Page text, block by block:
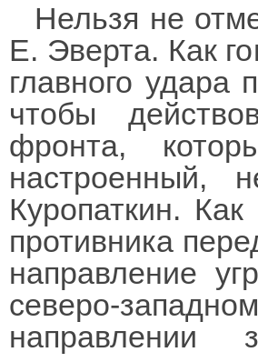
Нельзя не
Е. Эверта. Как
главного удара
чтобы
фронта,
настроенный,
Куропаткин.
противника
направление
северо-
направлении